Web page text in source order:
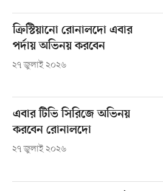
ক্রিস্টিয়ানো রোনালদো এবার
পর্দায় অভিনয় করবেন
২৭ জুলাই ২০২৬
এবার টিভি সিরিজে অভিনয়
করবেন রোনালদো
২৭ জুলাই ২০২৬